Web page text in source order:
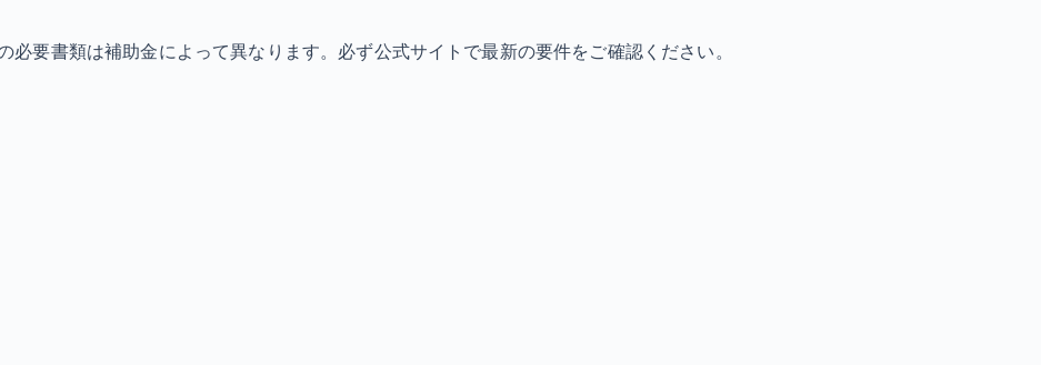
要書類は補助金によって異なります。必ず公式サイトで最新の要件をご確認ください。